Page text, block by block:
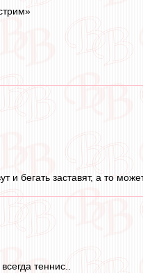
и бегать заставят, а то
теннис..